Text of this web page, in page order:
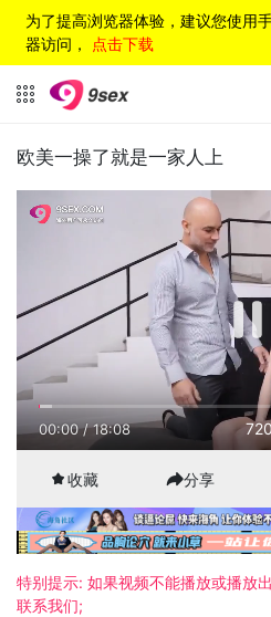
为了提高浏览器体验，建议您使用
器访问， 点击下载
欧美一操了就是一家人上
00:01/18:08
收藏 分享
特别提示: 如果视频不能播放或播放
联系我们;